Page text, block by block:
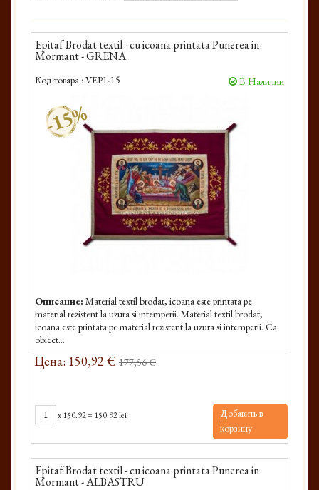
Epitaf Brodat textil - cu icoana printata Punerea in
Mormant - GRENA
Код товара : VEP1-15 В Наличии
-15%
Описание: Material textil brodat, icoana este printata pe
material rezistent la uzura si intemperii. Material textil brodat,
icoana este printata pe material rezistent la uzura si intemperii. Ca
obiect...
Цена: 150,92 € 177,56 €
x150.92= 150.92 lei
Добавить в
корзину
Epitaf Brodat textil - cu icoana printata Punerea in
Mormant - ALBASTRU